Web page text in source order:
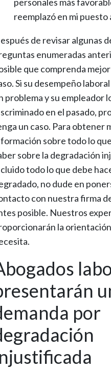
reemplazó en mi
de revisar algunas
enumeradas
que comprenda
Si su desempeño
problema y su empleador
en el pasado,
un caso. Para obtener
sobre todo lo
sobre la degradación
todo lo que debe
no dude en
con nuestra firma
posible. Nuestros
la
por